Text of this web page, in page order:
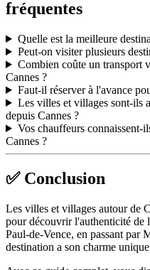
fréquentes
Quelle est la meilleure
Peut-on visiter plusieurs
Combien coûte un transport
Cannes ?
Faut-il réserver à l'avance
Les villes et villages sont-ils
depuis Cannes ?
Vos chauffeurs connaissent-
Cannes ?
✅ Conclusion
Les villes et villages autour de
pour découvrir l'authenticité de
Paul-de-Vence, en passant par
destination a son charme